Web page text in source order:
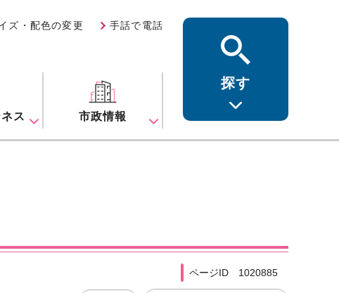
ズ・配色の変更 手話で電話
ス 市政情報
探す
ページID 1020885